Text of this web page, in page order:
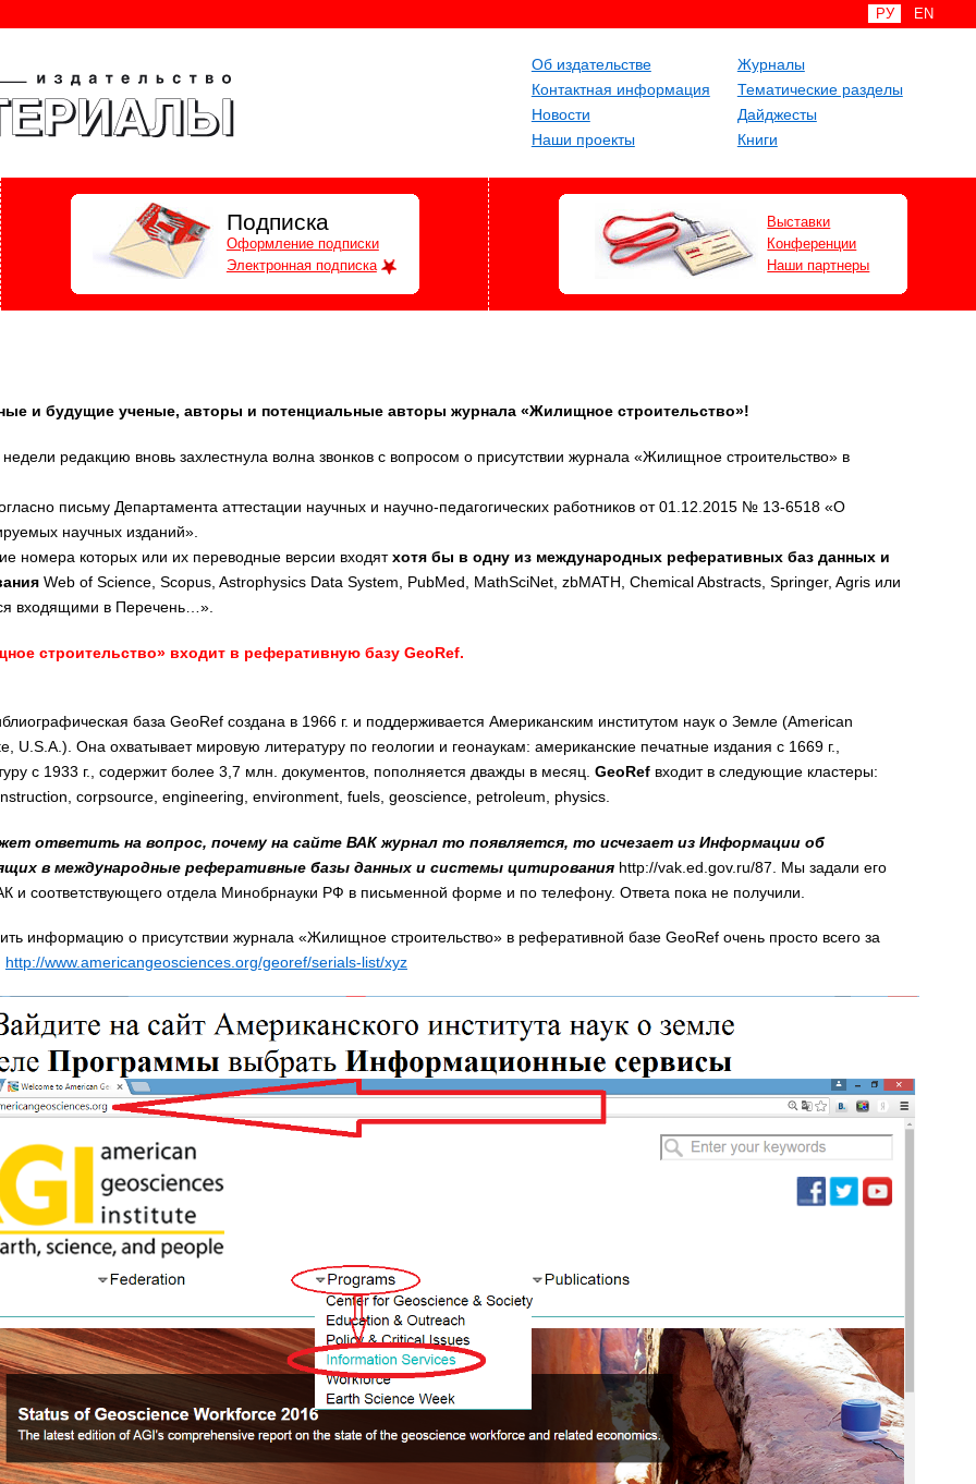
РУ EN
Об издательстве
Контактная информация
Новости
Наши проекты
Журналы
Тематические разделы
Дайджесты
Книги
Подписка
Оформление подписки
Электронная подписка
Выставки
Конференции
Наши партнеры
и будущие ученые, авторы и потенциальные авторы журнала «Жилищное строительство»!
редакцию вновь захлестнула волна звонков с вопросом о присутствии журнала «Жилищное строительство» в
письму Департамента аттестации научных и научно-педагогических работников от 01.12.2015 № 13-6518 «О
научных изданий».
номера которых или их переводные версии входятхотя бы в одну из международных реферативных баз данных и
Web of Science, Scopus, Astrophysics Data System, PubMed, MathSciNet, zbMATH, Chemical Abstracts, Springer, Agris или
входящими в Перечень…».
строительство» входит в реферативную базу GeoRef.
база GeoRef создана в 1966 г. и поддерживается Американским институтом наук о Земле (American
U.S.A.). Она охватывает мировую литературу по геологии и геонаукам: американские печатные издания с 1669 г.,
с 1933 г., содержит более 3,7 млн. документов, пополняется дважды в месяц. GeoRefвходит в следующие кластеры:
corpsource, engineering, environment, fuels, geoscience, petroleum, physics.
ответить на вопрос, почему на сайте ВАК журнал то появляется, то исчезает из Информации об
в международные реферативные базы данных и системы цитированияhttp://vak.ed.gov.ru/87. Мы задали его
и соответствующего отдела Минобрнауки РФ в письменной форме и по телефону. Ответа пока не получили.
информацию о присутствии журнала «Жилищное строительство» в реферативной базе GeoRef очень просто всего за
http://www.americangeosciences.org/georef/serials-list/xyz